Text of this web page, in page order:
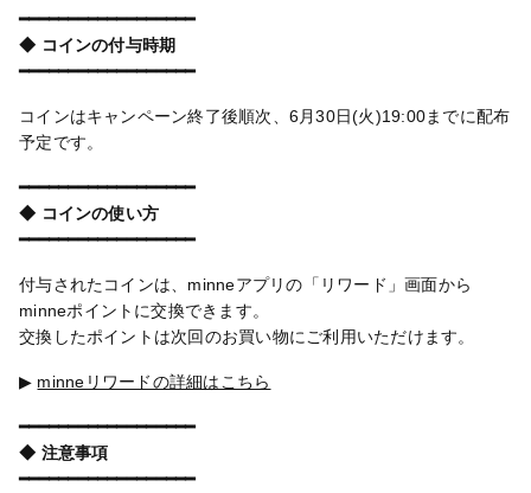
━━━━━━━━━━━━━━━━━━
◆ コインの付与時期
━━━━━━━━━━━━━━━━━━
コインはキャンペーン終了後順次、6月30日(火)19:00までに配布
予定です。
━━━━━━━━━━━━━━━━━━
◆ コインの使い方
━━━━━━━━━━━━━━━━━━
付与されたコインは、minneアプリの「リワード」画面から
minneポイントに交換できます。
交換したポイントは次回のお買い物にご利用いただけます。
▶ minneリワードの詳細はこちら
━━━━━━━━━━━━━━━━━━
◆ 注意事項
━━━━━━━━━━━━━━━━━━